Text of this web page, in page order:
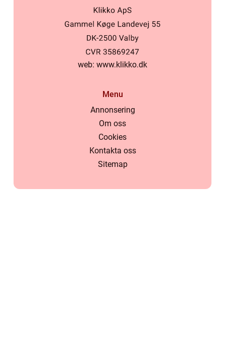
web: www.klikko.dk
Menu
Annonsering
Om oss
Cookies
Kontakta oss
Sitemap